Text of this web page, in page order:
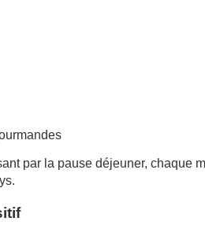
par la pause déjeuner, chaque